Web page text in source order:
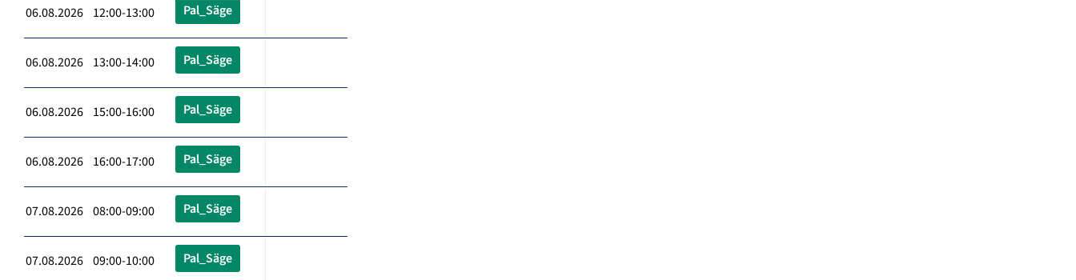
06.08.2026 12:00-13:00 Pal_Säge
06.08.2026 13:00-14:00 Pal_Säge
06.08.2026 15:00-16:00 Pal_Säge
06.08.2026 16:00-17:00 Pal_Säge
07.08.2026 08:00-09:00 Pal_Säge
07.08.2026 09:00-10:00 Pal_Säge